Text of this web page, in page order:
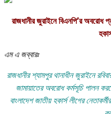
রাজধানীর জুরাইনে বিএনপি’র অবরোধ
এম এ জব্বারঃ
রাজধানীর শ্যামপুর থানাধীন জুরাইনে
জামায়াতের অবরোধ কর্মসূচি পালন
বাংলাদেশ জাতীয় হকার্স লীগের